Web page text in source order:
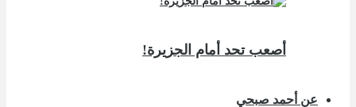
أصعب تحد أمام الجزيرة!
عن أحمد صبحي